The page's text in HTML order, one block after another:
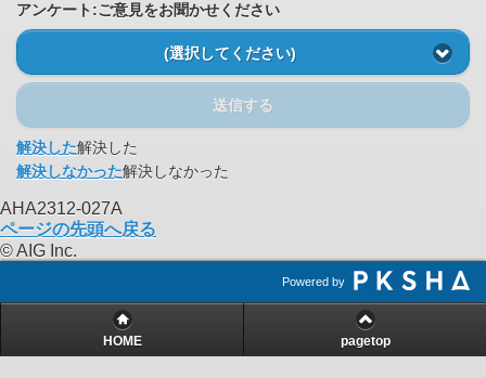
アンケート:ご意見をお聞かせください
(選択してください)
送信する
解決した解決した
解決しなかった解決しなかった
AHA2312-027A
ページの先頭へ戻る
© AIG Inc.
Powered by
HOME pagetop